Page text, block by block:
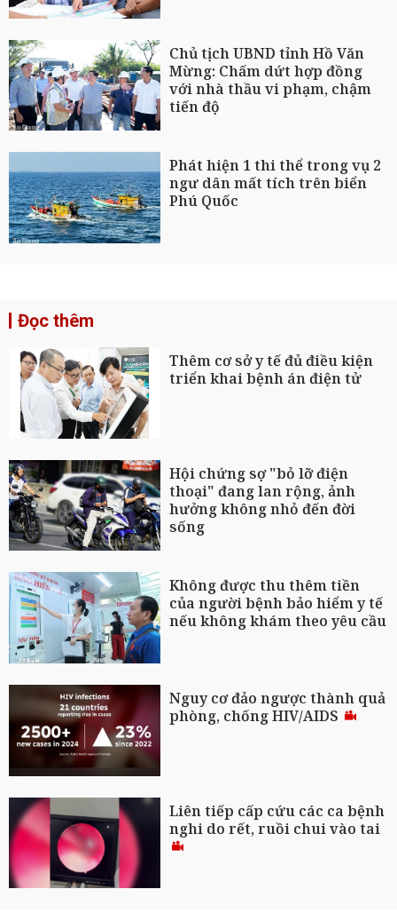
Chủ tịch UBND tỉnh Hồ Văn
Mừng: Chấm dứt hợp đồng
với nhà thầu vi phạm, chậm
tiến độ
Phát hiện 1 thi thể trong vụ 2
ngư dân mất tích trên biển
Phú Quốc
Đọc thêm
Thêm cơ sở y tế đủ điều kiện
triển khai bệnh án điện tử
Hội chứng sợ "bỏ lỡ điện
thoại" đang lan rộng, ảnh
hưởng không nhỏ đến đời
sống
Không được thu thêm tiền
của người bệnh bảo hiểm y tế
nếu không khám theo yêu cầu
Nguy cơ đảo ngược thành quả
phòng, chống HIV/AIDS
Liên tiếp cấp cứu các ca bệnh
nghi do rết, ruồi chui vào tai